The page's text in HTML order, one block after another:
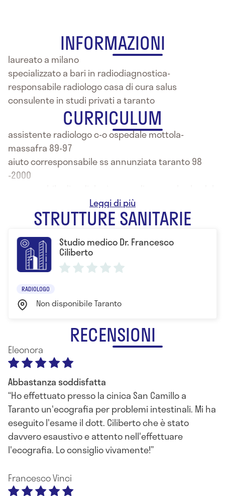
INFORMAZIONI
laureato a milano
specializzato a bari in radiodiagnostica-
responsabile radiologo casa di cura salus
consulente in studi privati a taranto
CURRICULUM
assistente radiologo c-o ospedale mottola-
massafra 89-97
aiuto corresponsabile ss annunziata taranto 98
-2000
consulente studi privati
consulente squadre di calcio-basket-volley
STRUTTURE SANITARIE
Studio medico Dr. Francesco
Ciliberto
RADIOLOGO
Non disponibile Taranto
RECENSIONI
Eleonora
Abbastanza soddisfatta
Ho effettuato presso la cinica San Camillo a
Taranto un'ecografia per problemi intestinali. Mi ha
eseguito l'esame il dott. Ciliberto che è stato
davvero esaustivo e attento nell'effettuare
l'ecografia. Lo consiglio vivamente!
Francesco Vinci